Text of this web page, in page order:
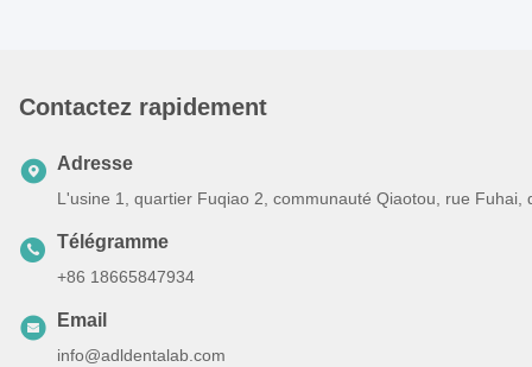
Contactez rapidement
Adresse
L'usine 1, quartier Fuqiao 2, communauté Qiaotou, rue
Télégramme
+86 18665847934
Email
info@adldentalab.com